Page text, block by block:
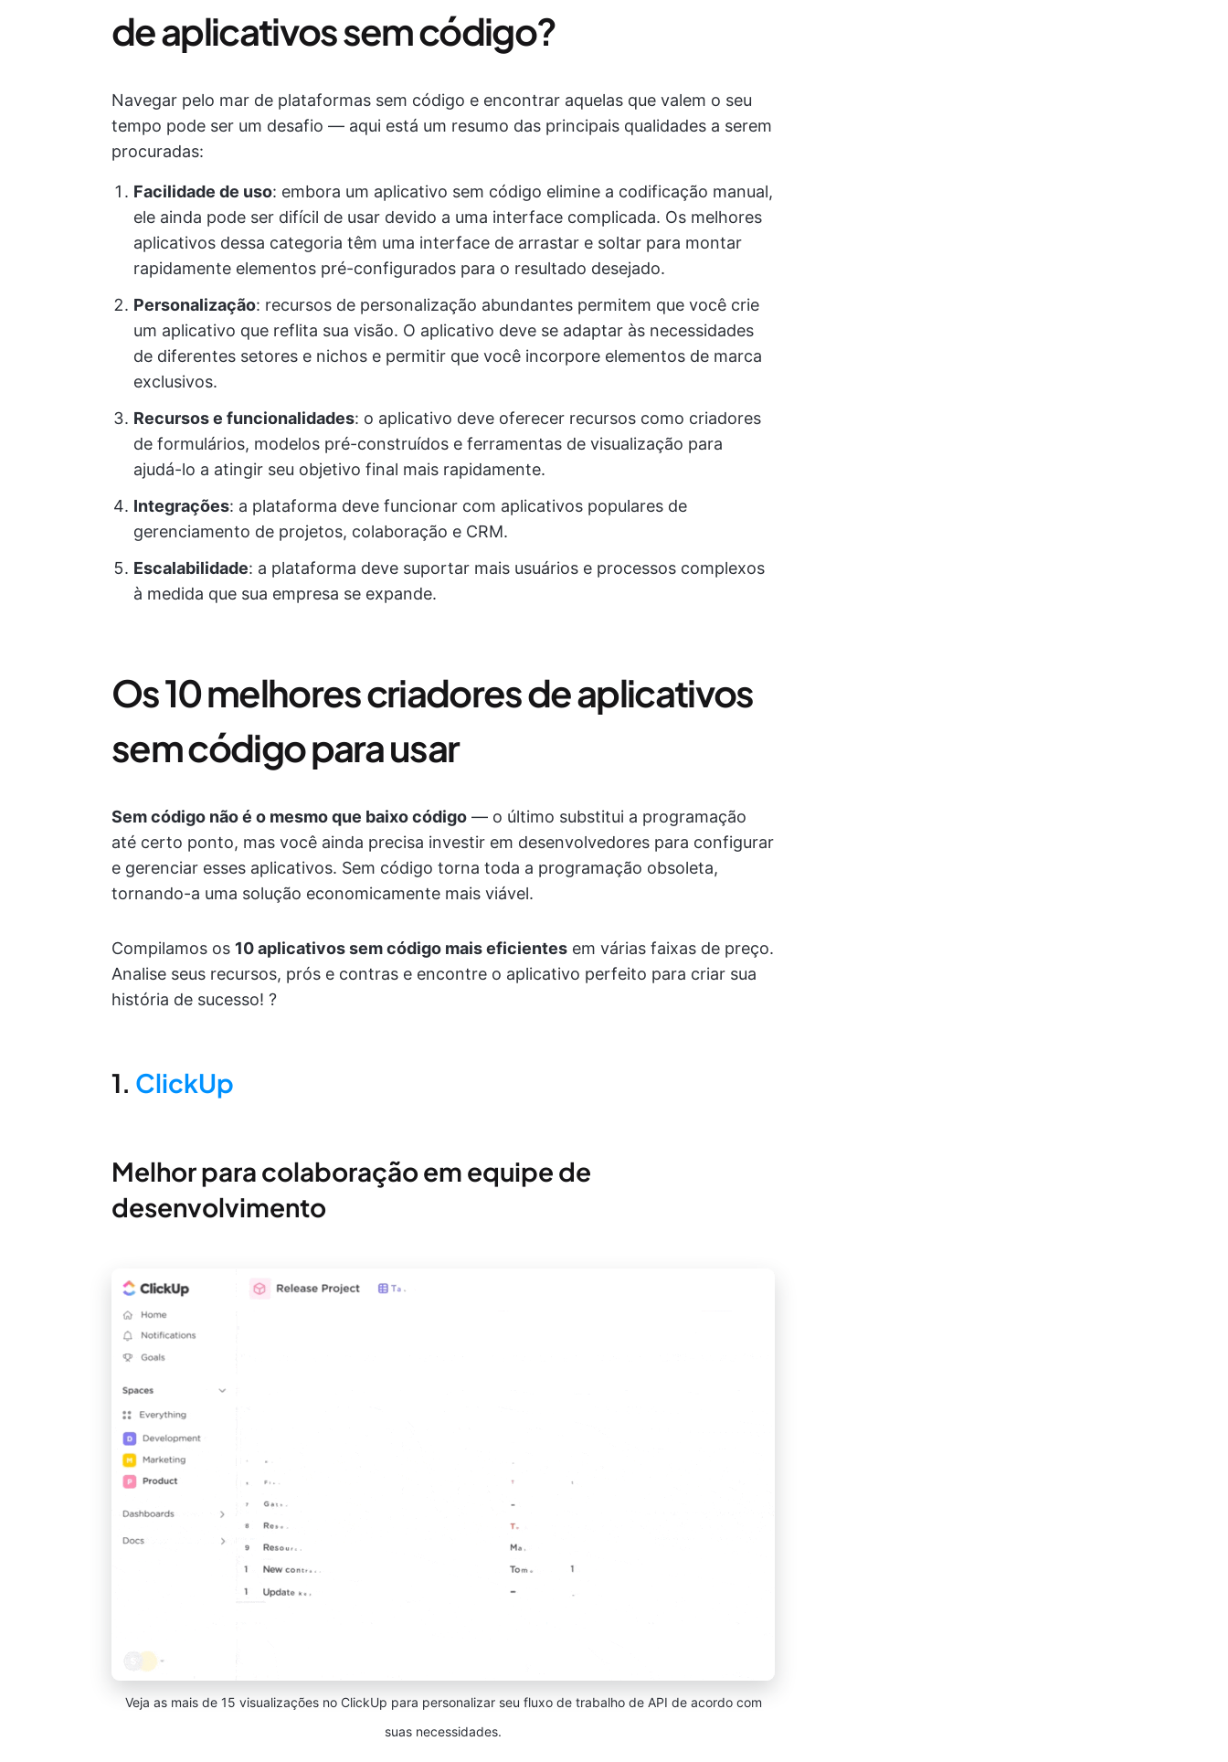
de aplicativos sem código?
Navegar pelo mar de plataformas sem código e encontrar aquelas que valem o seu
tempo pode ser um desafio — aqui está um resumo das principais qualidades a serem
procuradas:
Facilidade de uso: embora um aplicativo sem código elimine a codificação manual,
ele ainda pode ser difícil de usar devido a uma interface complicada. Os melhores
aplicativos dessa categoria têm uma interface de arrastar e soltar para montar
rapidamente elementos pré-configurados para o resultado desejado.
Personalização: recursos de personalização abundantes permitem que você crie
um aplicativo que reflita sua visão. O aplicativo deve se adaptar às necessidades
de diferentes setores e nichos e permitir que você incorpore elementos de marca
exclusivos.
Recursos e funcionalidades: o aplicativo deve oferecer recursos como criadores
de formulários, modelos pré-construídos e ferramentas de visualização para
ajudá-lo a atingir seu objetivo final mais rapidamente.
Integrações: a plataforma deve funcionar com aplicativos populares de
gerenciamento de projetos, colaboração e CRM.
Escalabilidade: a plataforma deve suportar mais usuários e processos complexos
à medida que sua empresa se expande.
Os 10 melhores criadores de aplicativos
sem código para usar
Sem código não é o mesmo que baixo código — o último substitui a programação
até certo ponto, mas você ainda precisa investir em desenvolvedores para configurar
e gerenciar esses aplicativos. Sem código torna toda a programação obsoleta,
tornando-a uma solução economicamente mais viável.
Compilamos os 10 aplicativos sem código mais eficientes em várias faixas de preço.
Analise seus recursos, prós e contras e encontre o aplicativo perfeito para criar sua
história de sucesso! ?
1. ClickUp
Melhor para colaboração em equipe de
desenvolvimento
Veja as mais de 15 visualizações no ClickUp para personalizar seu fluxo de trabalho de API de acordo com
suas necessidades.